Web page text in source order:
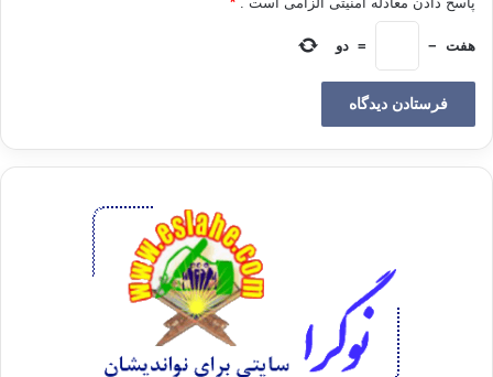
سن ازدواج برای وی بالا می رود
عنوان مرد و یا زن زندگی پس از مواجهه با اولین مشکل این تردید
برایش ایجاد می شود که اگر کمی بیشتر دقت می کرد گزینه بهتری
را می توانست به دست بیاورد بر همین اساس برای رفع دردهای
زندگی باز هم دلخوش به فضایی می شود که پیش از آن ساعت ها
عمر خود را پای آن می گذاشت و چشمان خویش را محصور پیام
به هر صورت آن دسته از جوانانی که هزاران دوست را در کنار خود
جمع کرده اند باید به این نکته بیاندیشند که دنیای مجازی با دنیای
واقعی فاصله ای از زمین تا آسمان دارد پس نباید خود را دلخوش به
کلماتی کنند که به صورت ذهنی و غیر قابل باور چشم نوازی می کنند
و آنان را به برده هایی که هر روز خواهان تغییر شکل دادن هستند
هفت −
= دو